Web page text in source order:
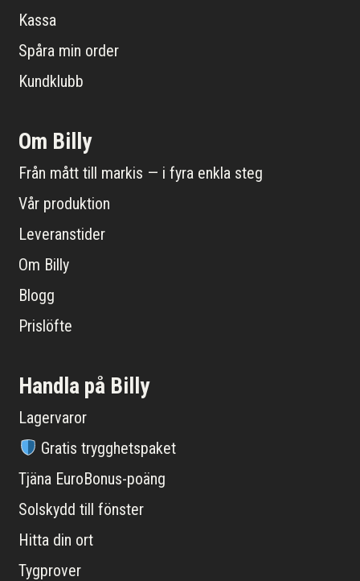
Kassa
Spåra min order
Kundklubb
Om Billy
Från mått till markis — i fyra enkla steg
Vår produktion
Leveranstider
Om Billy
Blogg
Prislöfte
Handla på Billy
Lagervaror
Gratis trygghetspaket
Tjäna EuroBonus-poäng
Solskydd till fönster
Hitta din ort
Tygprover